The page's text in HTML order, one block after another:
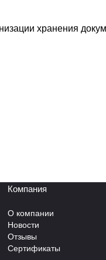
хранения
Компания
О компании
Новости
Отзывы
Сертификаты